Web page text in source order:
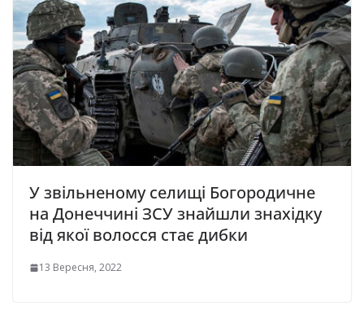
У звільненому селищі Богородичне
на Донеччині ЗСУ знайшли знахідку
від якої волосся стає дибки
13 Вересня, 2022